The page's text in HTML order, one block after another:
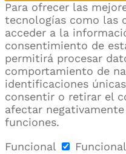
Para ofrecer las
tecnologías como las
acceder a la
consentimiento de
permitirá procesar
comportamiento de
identificaciones
consentir o retirar el
afectar
funciones.
Funcional
Funcional